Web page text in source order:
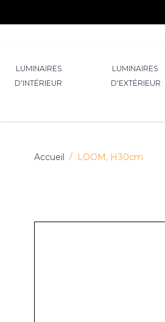
LUMINAIRES
D'INTÉRIEUR
LUMINAIRES
D'EXTÉRIEUR
Accueil / LOOM, H30cm